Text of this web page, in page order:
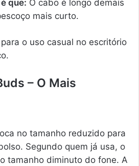
que: O cabo é longo demais
mais curto.
o uso casual no escritório
– O Mais
no tamanho reduzido para
Segundo quem já usa, o
tamanho diminuto do fone. A